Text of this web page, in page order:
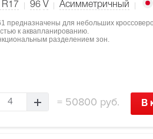
96 V Асимметричный
предназначены для небольших
к аквапланированию.
разделением зон.
4 =50800 руб. В